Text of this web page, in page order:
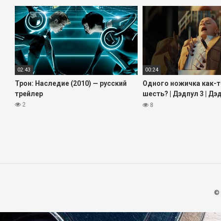
02:43
Трон: Наследие (2010) — русский
трейлер
2
00:24
Одного ножичка как-
шесть? | Дэдпул 3 |
Росомаха #кино
8
©